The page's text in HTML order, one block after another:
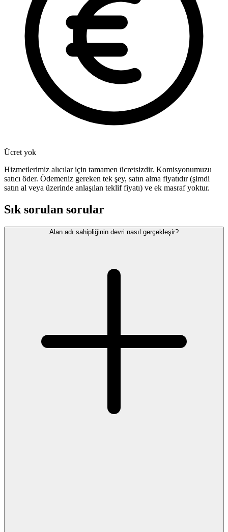
Ücret yok
Hizmetlerimiz alıcılar için tamamen ücretsizdir. Komisyonumuzu
satıcı öder. Ödemeniz gereken tek şey, satın alma fiyatıdır (şimdi
satın al veya üzerinde anlaşılan teklif fiyatı) ve ek masraf yoktur.
Sık sorulan sorular
Alan adı sahipliğinin devri nasıl gerçekleşir?